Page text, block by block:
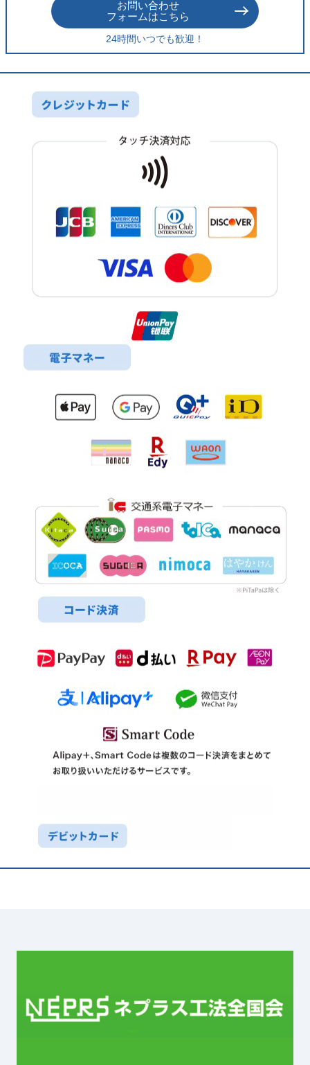
お問い合わせ
フォームはこちら
24時間いつでも歓迎！